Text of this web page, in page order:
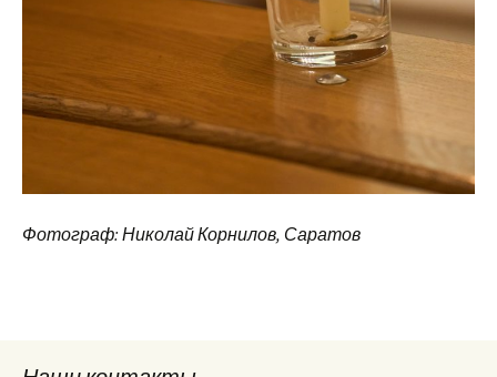
Фотограф: Николай Корнилов, Саратов